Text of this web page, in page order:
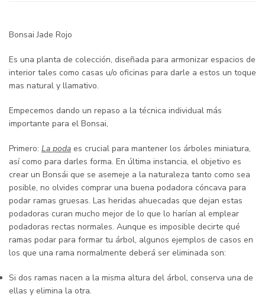
Bonsai Jade Rojo
Es una planta de colección, diseñada para armonizar espacios de
interior tales como casas u/o oficinas para darle a estos un toque
mas natural y llamativo.
Empecemos dando un repaso a la técnica individual más
importante para el Bonsai,
Primero: La poda es crucial para mantener los árboles miniatura,
así como para darles forma. En última instancia, el objetivo es
crear un Bonsái que se asemeje a la naturaleza tanto como sea
posible, no olvides comprar una buena podadora cóncava para
podar ramas gruesas. Las heridas ahuecadas que dejan estas
podadoras curan mucho mejor de lo que lo harían al emplear
podadoras rectas normales. Aunque es imposible decirte qué
ramas podar para formar tu árbol, algunos ejemplos de casos en
los que una rama normalmente deberá ser eliminada son:
Si dos ramas nacen a la misma altura del árbol, conserva una de
ellas y elimina la otra.